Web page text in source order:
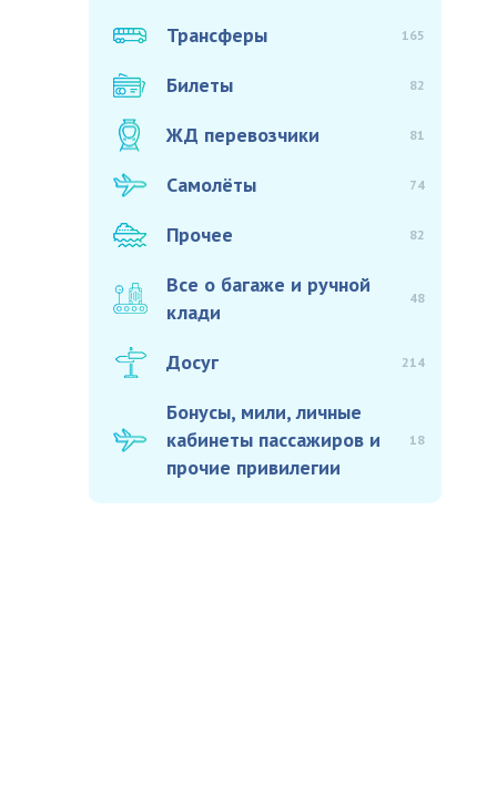
Трансферы 165
Билеты 82
ЖД перевозчики 81
Самолёты 74
Прочее 82
Все о багаже и ручной
клади
48
Досуг 214
Бонусы, мили, личные
кабинеты пассажиров и
прочие привилегии
18